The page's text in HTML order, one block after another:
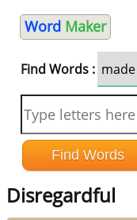
Word Maker
Find Words :
Disregardful